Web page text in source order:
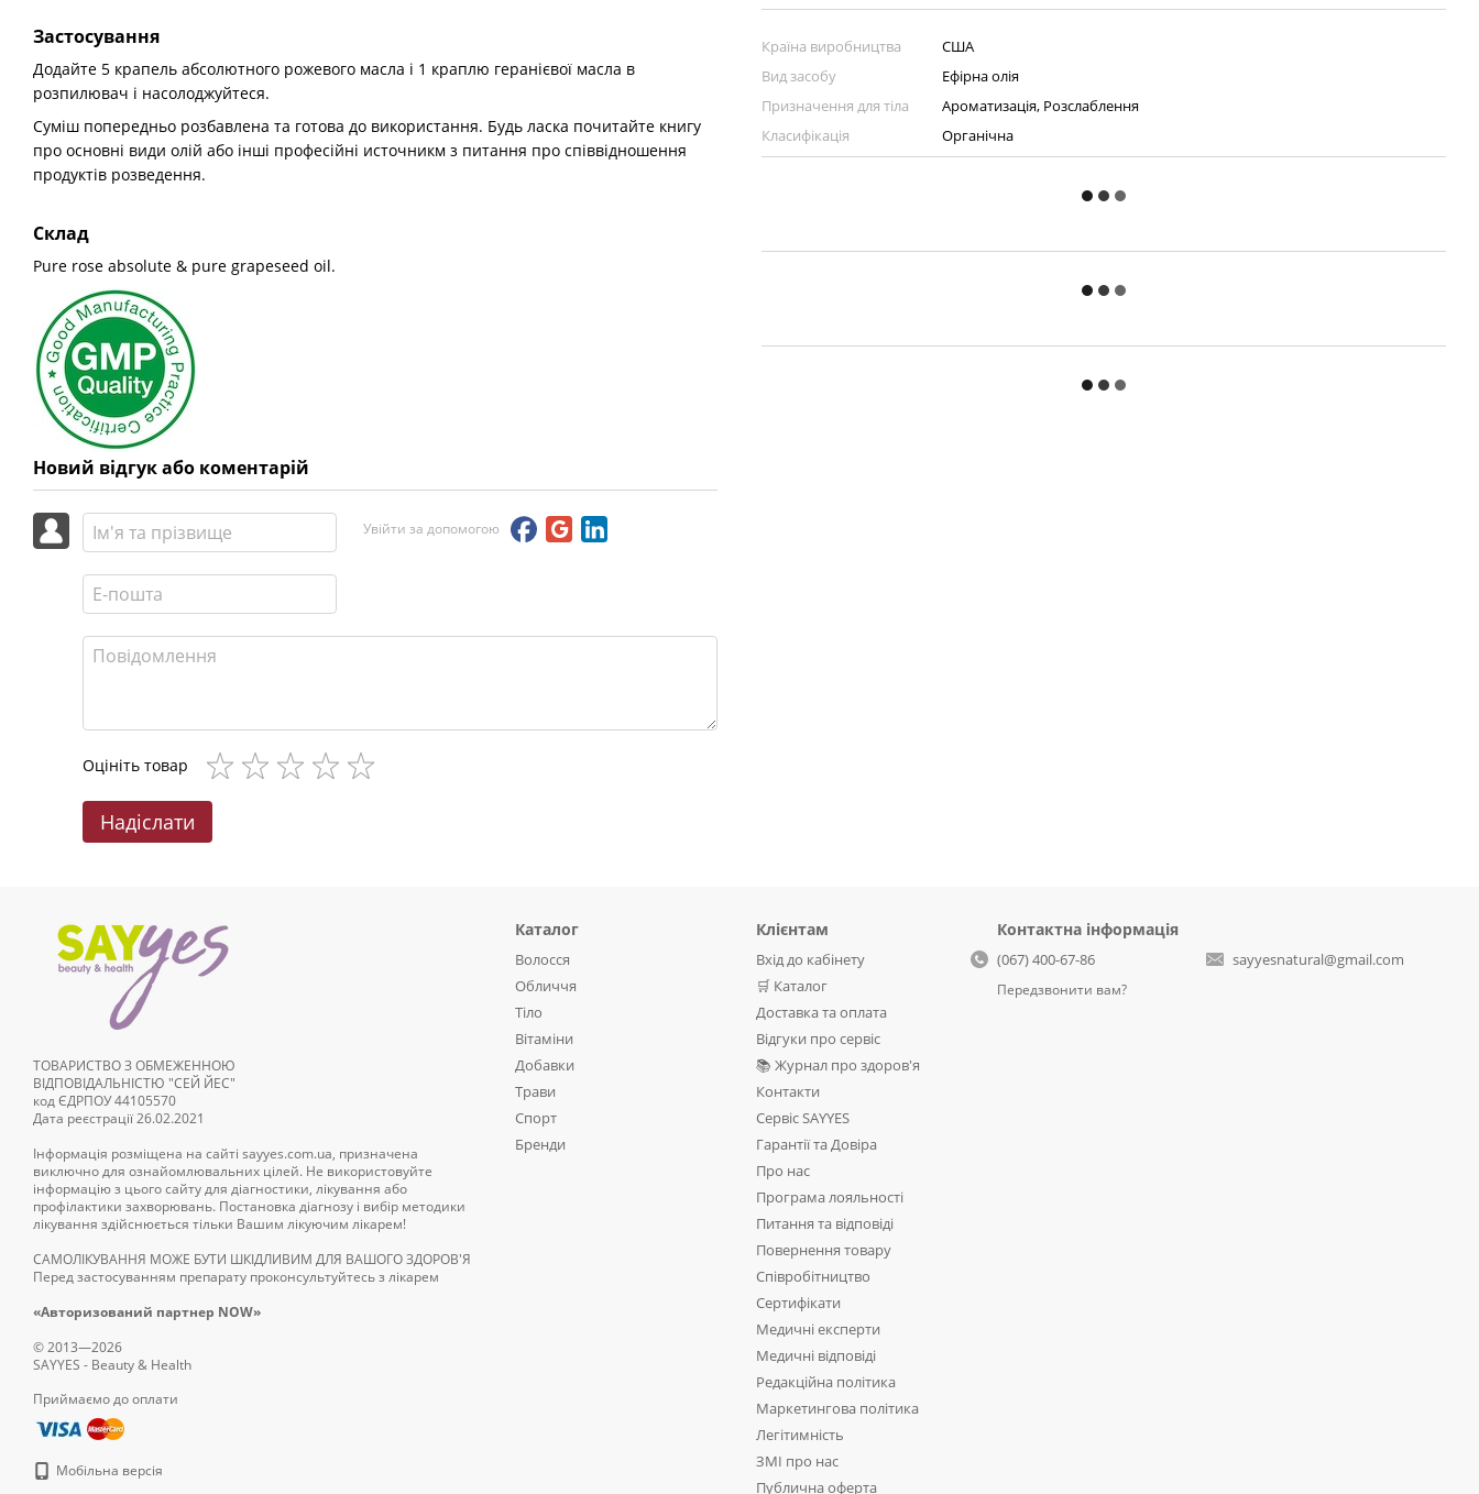
Застосування
Додайте 5 крапель абсолютного рожевого масла і 1 краплю геранієвої масла в
розпилювач і насолоджуйтеся.
Суміш попередньо розбавлена та готова до використання. Будь ласка почитайте книгу
про основні види олій або інші професійні источникм з питання про співвідношення
продуктів розведення.
Склад
Pure rose absolute & pure grapeseed oil.
Новий відгук або коментарій
Увійти за допомогою
Оцініть товар
Надіслати
Країна виробництва
США
Вид засобу
Ефірна олія
Призначення для тіла
Ароматизація, Розслаблення
Класифікація
Органічна
ТОВАРИСТВО З ОБМЕЖЕННОЮ
ВІДПОВІДАЛЬНІСТЮ "СЕЙ ЙЕС"
код ЄДРПОУ 44105570
Дата реєстрації 26.02.2021
Інформація розміщена на сайті sayyes.com.ua, призначена
виключно для ознайомлювальних цілей. Не використовуйте
інформацію з цього сайту для діагностики, лікування або
профілактики захворювань. Постановка діагнозу і вибір методики
лікування здійснюється тільки Вашим лікуючим лікарем!
САМОЛІКУВАННЯ МОЖЕ БУТИ ШКІДЛИВИМ ДЛЯ ВАШОГО ЗДОРОВ'Я
Перед застосуванням препарату проконсультуйтесь з лікарем
«Авторизований партнер NOW»
© 2013—2026
SAYYES - Beauty & Health
Приймаємо до оплати
Мобільна версія
Каталог
Волосся
Обличчя
Тіло
Вітаміни
Добавки
Трави
Спорт
Бренди
Клієнтам
Вхід до кабінету
🛒 Каталог
Доставка та оплата
Відгуки про сервіс
📚 Журнал про здоров'я
Контакти
Сервіс SAYYES
Гарантії та Довіра
Про нас
Програма лояльності
Питання та відповіді
Повернення товару
Співробітництво
Сертифікати
Медичні експерти
Медичні відповіді
Редакційна політика
Маркетингова політика
Легітимність
ЗМІ про нас
Публична оферта
Контактна інформація
(067) 400-67-86
Передзвонити вам?
sayyesnatural@gmail.com